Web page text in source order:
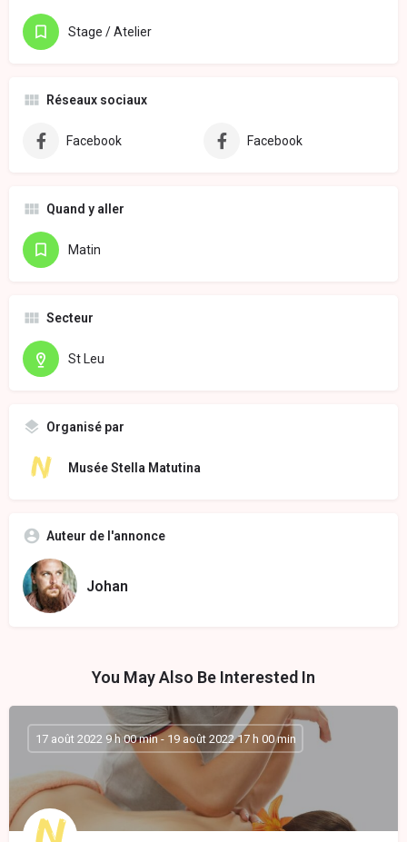
Stage / Atelier
Réseaux sociaux
Facebook Facebook
Quand y aller
Matin
Secteur
St Leu
Organisé par
Musée Stella Matutina
Auteur de l'annonce
Johan
You May Also Be Interested In
17 août 2022 9 h 00 min - 19 août 2022 17 h 00 min